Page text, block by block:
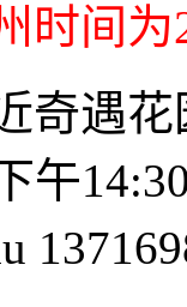
时间为
奇遇花
午